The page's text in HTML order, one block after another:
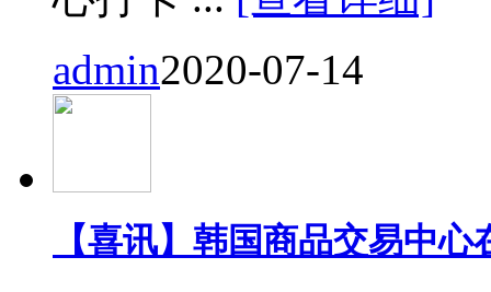
admin2020-07-14
【喜讯】韩国商品交易中